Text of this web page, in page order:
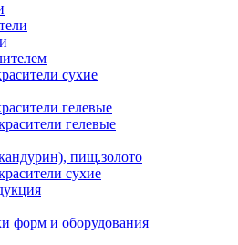
сухие
гелевые
гелевые
пищ.золото
сухие
форм и оборудования